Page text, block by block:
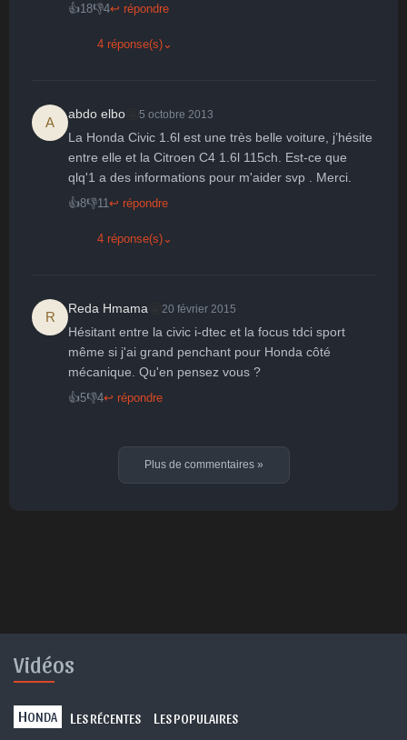
👍18👎4↩ répondre
4 réponse(s) ⌄
A
abdo elbo 5 octobre 2013
La Honda Civic 1.6l est une très belle voiture, j’hésite
entre elle et la Citroen C4 1.6l 115ch. Est-ce que
qlq'1 a des informations pour m'aider svp . Merci.
👍8👎11 ↩ répondre
4 réponse(s) ⌄
R
Reda Hmama 20 février 2015
Hésitant entre la civic i-dtec et la focus tdci sport
même si j'ai grand penchant pour Honda côté
mécanique. Qu'en pensez vous ?
👍5👎4↩ répondre
Plus de commentaires »
Vidéos
HONDA L ES RÉCENTES L ES POPULAIRES